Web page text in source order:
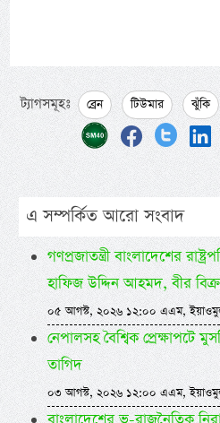
ট্যাগসমূহঃ ব্রেন টিউমার ঝুঁকি
এ সম্পর্কিত আরো সংবাদ
গণপ্রজাতন্ত্রী বাংলাদেশের
হাফিজ উদ্দিন আহমদ, বীর
০৫ আগস্ট, ২০২৬ ১২:০০ এএম,
নেপালসহ বৈশ্বিক প্রেক্ষাপটে
তাগিদ
০৩ আগস্ট, ২০২৬ ১২:০০ এএম,